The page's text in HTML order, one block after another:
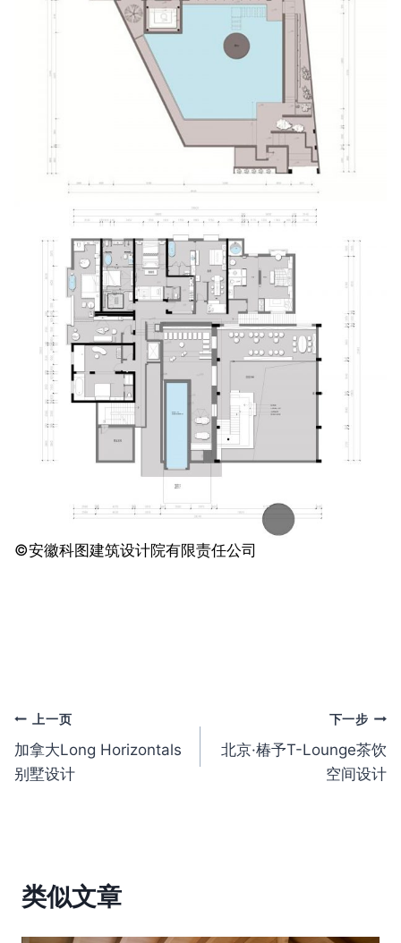
©️安徽科图建筑设计院有限责任公司
文
章
上一页
加拿大Long Horizontals
别墅设计
下一步
北京·椿予T-Lounge茶饮
空间设计
类似文章